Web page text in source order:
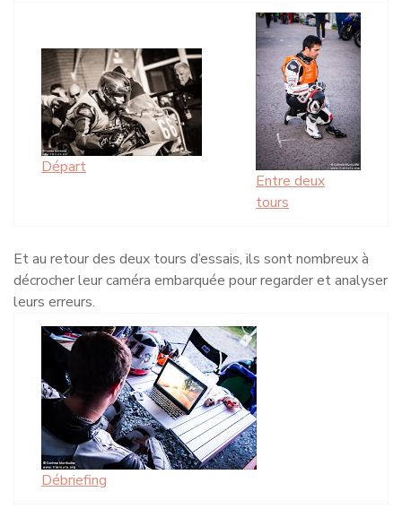
Départ
Entre deux
tours
Et au retour des deux tours d’essais, ils sont nombreux à
décrocher leur caméra embarquée pour regarder et analyser
leurs erreurs.
Débriefing